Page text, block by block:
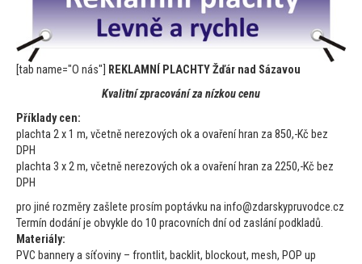
[tab name="O nás"] REKLAMNÍ PLACHTY Žďár nad Sázavou
Kvalitní zpracování za nízkou cenu
Příklady cen:
plachta 2 x 1 m, včetně nerezových ok a ovaření hran za 850,-Kč bez
DPH
plachta 3 x 2 m, včetně nerezových ok a ovaření hran za 2250,-Kč bez
DPH
pro jiné rozměry zašlete prosím poptávku na info@zdarskypruvodce.cz
Termín dodání je obvykle do 10 pracovních dní od zaslání podkladů.
Materiály:
PVC bannery a síťoviny – frontlit, backlit, blockout, mesh, POP up